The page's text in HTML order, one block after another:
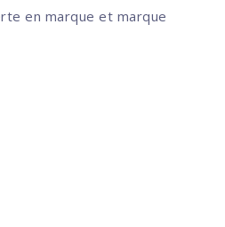
en marque et marque